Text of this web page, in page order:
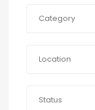
Category
Location
Status